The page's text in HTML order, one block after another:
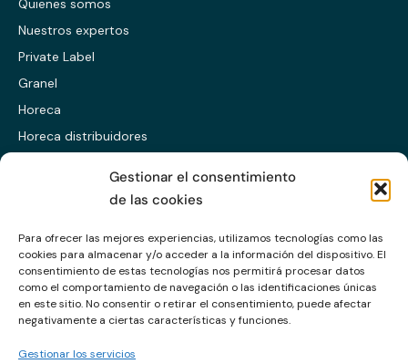
Gestionar el consentimiento
de las cookies
Para ofrecer las mejores experiencias, utilizamos tecnologías como las
cookies para almacenar y/o acceder a la información del dispositivo. El
consentimiento de estas tecnologías nos permitirá procesar datos
como el comportamiento de navegación o las identificaciones únicas
en este sitio. No consentir o retirar el consentimiento, puede afectar
negativamente a ciertas características y funciones.
Gestionar los servicios
Quienes somos
Nuestros expertos
Private Label
Granel
Horeca
Horeca distribuidores
Enlaces
Política de calidad
Política de cookies